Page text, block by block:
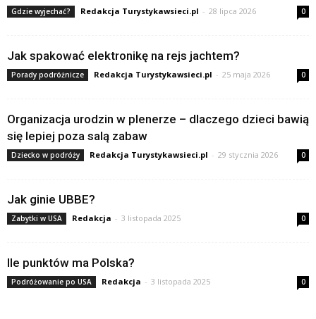
Gdzie wyjechać? Redakcja Turystykawsieci.pl - 28 lipca 2026 0
Jak spakować elektronikę na rejs jachtem?
Porady podróżnicze Redakcja Turystykawsieci.pl - 25 maja 2026 0
Organizacja urodzin w plenerze – dlaczego dzieci bawią
się lepiej poza salą zabaw
Dziecko w podróży Redakcja Turystykawsieci.pl - 29 stycznia 2026 0
Jak ginie UBBE?
Zabytki w USA Redakcja - 3 listopada 2025 0
Ile punktów ma Polska?
Podróżowanie po USA Redakcja - 3 listopada 2025 0